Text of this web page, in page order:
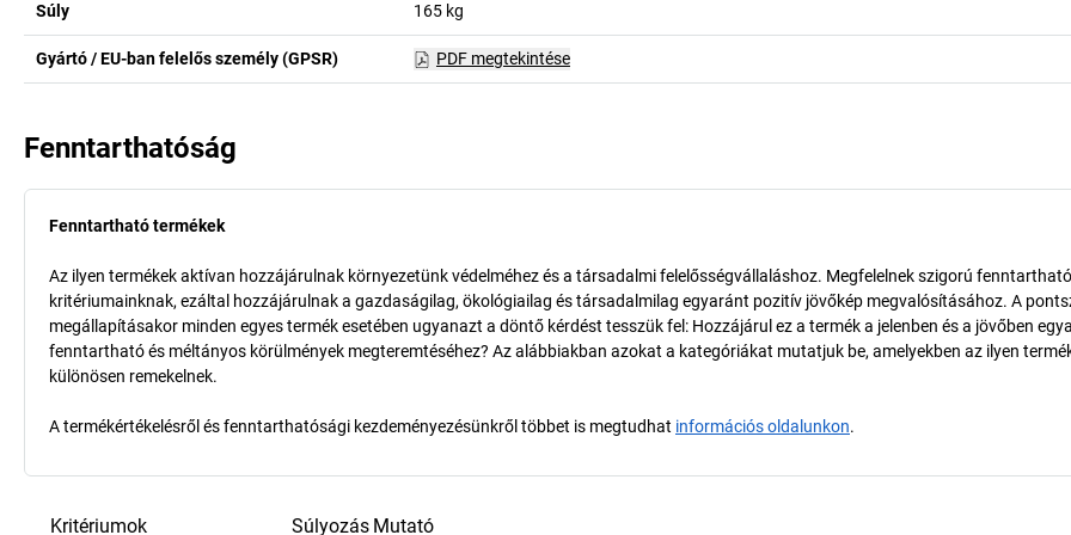
Súly 165 kg
Gyártó / EU-ban felelős személy (GPSR) PDF megtekintése
Fenntarthatóság
Fenntartható termékek
Az ilyen termékek aktívan hozzájárulnak környezetünk védelméhez és a társadalmi felelősségvállaláshoz. Megfelelnek szigorú
kritériumainknak, ezáltal hozzájárulnak a gazdaságilag, ökológiailag és társadalmilag egyaránt pozitív jövőkép megvalósításához. A
megállapításakor minden egyes termék esetében ugyanazt a döntő kérdést tesszük fel: Hozzájárul ez a termék a jelenben és a jövőben
fenntartható és méltányos körülmények megteremtéséhez? Az alábbiakban azokat a kategóriákat mutatjuk be, amelyekben az ilyen
különösen remekelnek.
A termékértékelésről és fenntarthatósági kezdeményezésünkről többet is megtudhat információs oldalunkon.
Kritériumok Súlyozás Mutató